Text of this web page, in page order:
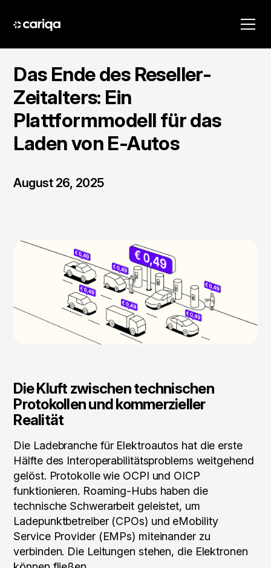
Das Ende des Reseller-
Zeitalters: Ein
Plattformmodell für das
Laden von E-Autos
August 26, 2025
Die Kluft zwischen technischen
Protokollen und kommerzieller
Realität
Die Ladebranche für Elektroautos hat die erste
Hälfte des Interoperabilitätsproblems weitgehend
gelöst. Protokolle wie OCPI und OICP
funktionieren. Roaming-Hubs haben die
technische Schwerarbeit geleistet, um
Ladepunktbetreiber (CPOs) und eMobility
Service Provider (EMPs) miteinander zu
verbinden. Die Leitungen stehen, die Elektronen